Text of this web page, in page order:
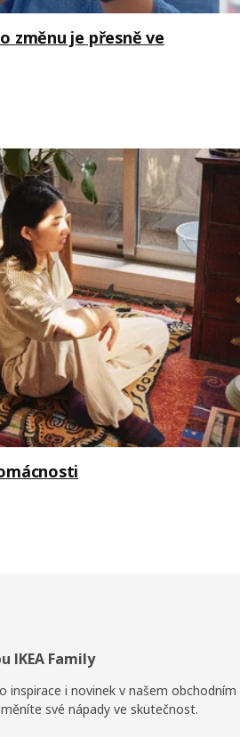
změnu je přesně ve
IKEA Family
inspirace i novinek v našem obchodním
své nápady ve skutečnost.